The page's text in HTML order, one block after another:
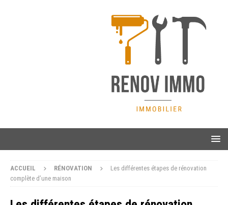
ACCUEIL RÉNOVATION
Les différentes étapes de rénovation
complète d’une maison